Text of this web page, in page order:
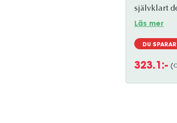
självklart
Läs mer
DU SPARAR
323.1 :-